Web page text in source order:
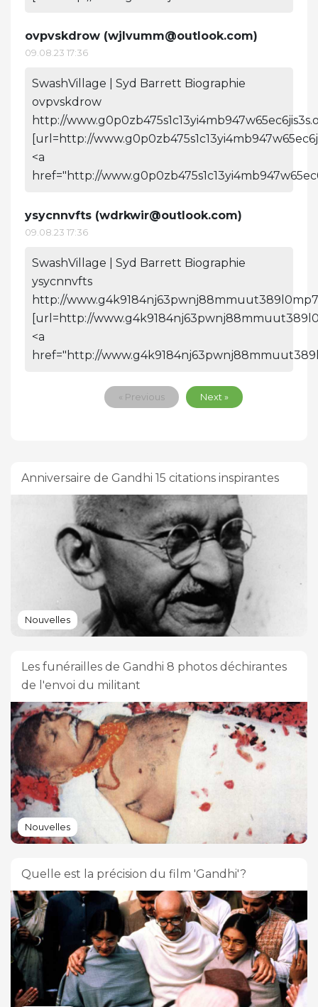
ovpvskdrow (wjlvumm@outlook.com)
09.08.23 17:36
SwashVillage | Syd Barrett Biographie
ovpvskdrow
http://
[url=http://
<a
href="http://
ysycnnvfts (wdrkwir@outlook.com)
09.08.23 17:36
SwashVillage | Syd Barrett Biographie
ysycnnvfts
http://
[url=http://
<a
href="http://
« Previous Next »
Anniversaire de Gandhi 15 citations inspirantes
Nouvelles
Les funérailles de Gandhi 8 photos déchirantes
de l'envoi du militant
Nouvelles
Quelle est la précision du film 'Gandhi'?